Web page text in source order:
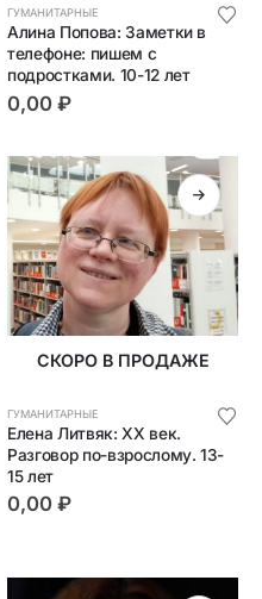
ГУМАНИТАРНЫЕ
Алина Попова: Заметки в
телефоне: пишем с
подростками. 10-12 лет
0,00 ₽
СКОРО В ПРОДАЖЕ
ГУМАНИТАРНЫЕ
Елена Литвяк: ХХ век.
Разговор по-взрослому. 13-
15 лет
0,00 ₽